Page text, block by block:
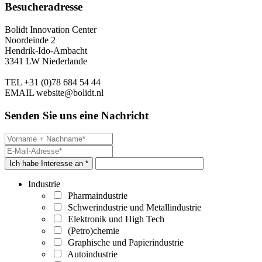
Besucheradresse
Bolidt Innovation Center
Noordeinde 2
Hendrik-Ido-Ambacht
3341 LW Niederlande
TEL +31 (0)78 684 54 44
EMAIL website@bolidt.nl
Senden Sie uns eine Nachricht
Ich habe Interesse an *
Industrie
Pharmaindustrie
Schwerindustrie und Metallindustrie
Elektronik und High Tech
(Petro)chemie
Graphische und Papierindustrie
Autoindustrie